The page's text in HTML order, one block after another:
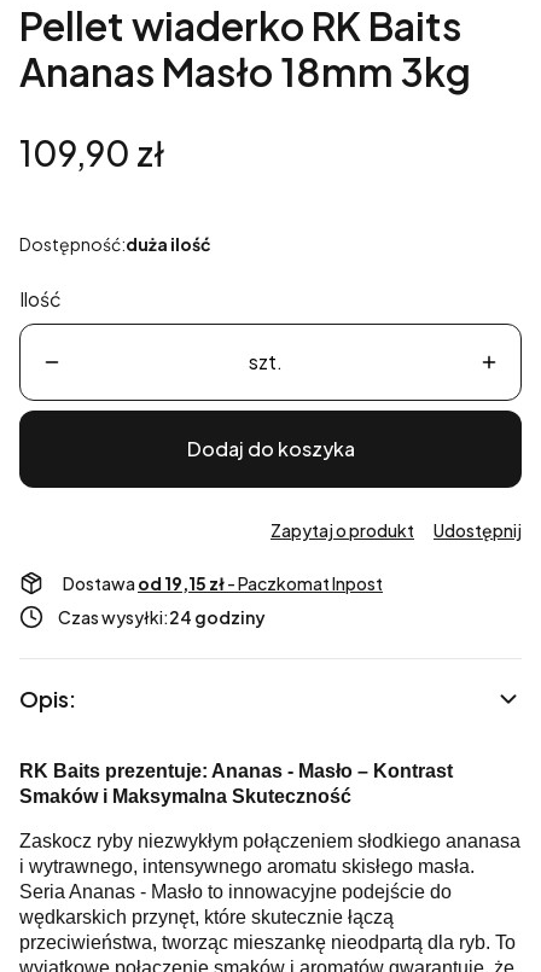
Pellet wiaderko RK Baits
Ananas Masło 18mm 3kg
Cena
109,90 zł
Dostępność:duża ilość
Ilość
szt.
Dodaj do koszyka
Zapytaj o produkt Udostępnij
Dostawa od 19,15 zł- Paczkomat Inpost
Czas wysyłki:24 godziny
Opis:
RK Baits prezentuje: Ananas - Masło – Kontrast
Smaków i Maksymalna Skuteczność
Zaskocz ryby niezwykłym połączeniem słodkiego ananasa
i wytrawnego, intensywnego aromatu skisłego masła.
Seria Ananas - Masło to innowacyjne podejście do
wędkarskich przynęt, które skutecznie łączą
przeciwieństwa, tworząc mieszankę nieodpartą dla ryb. To
wyjątkowe połączenie smaków i aromatów gwarantuje, że